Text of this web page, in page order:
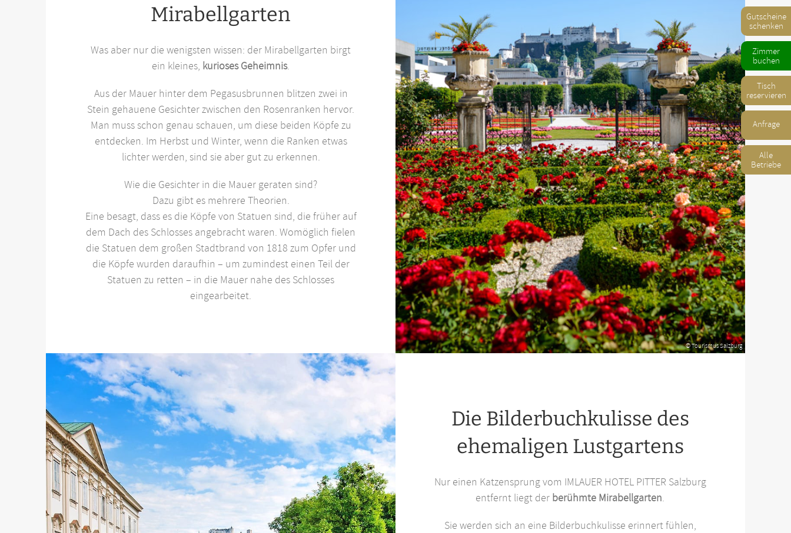
Gutscheine
schenken
Zimmer
buchen
Tisch
reservieren
Anfrage
Alle
Betriebe
Mirabellgarten
Was aber nur die wenigsten wissen: der Mirabellgarten birgt
ein kleines, kurioses Geheimnis.
Aus der Mauer hinter dem Pegasusbrunnen blitzen zwei in
Stein gehauene Gesichter zwischen den Rosenranken hervor.
Man muss schon genau schauen, um diese beiden Köpfe zu
entdecken. Im Herbst und Winter, wenn die Ranken etwas
lichter werden, sind sie aber gut zu erkennen.
Wie die Gesichter in die Mauer geraten sind?
Dazu gibt es mehrere Theorien.
Eine besagt, dass es die Köpfe von Statuen sind, die früher auf
dem Dach des Schlosses angebracht waren. Womöglich fielen
die Statuen dem großen Stadtbrand von 1818 zum Opfer und
die Köpfe wurden daraufhin – um zumindest einen Teil der
Statuen zu retten – in die Mauer nahe des Schlosses
eingearbeitet.
© Tourismus Salzburg
Die Bilderbuchkulisse des
ehemaligen Lustgartens
Nur einen Katzensprung vom IMLAUER HOTEL PITTER Salzburg
entfernt liegt der berühmte Mirabellgarten.
Sie werden sich an eine Bilderbuchkulisse erinnert fühlen,